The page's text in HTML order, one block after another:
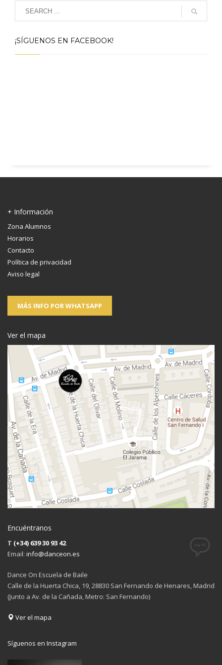
¡SÍGUENOS EN FACEBOOK!
+ Información
Zona Alumnos
Horarios
Contacto
Política de privacidad
Aviso legal
MÁS INFO POR WHATSAPP
Ver el mapa
Encuéntranos
T (+34) 639 30 93 42
Email: info@danceon.es
Dance On Escuela de Baile
Calle de la Huerta Chica, 19, 28830 San Fernando de Henares, Madrid
(Junto a Av. de la Cañada, Metro: San Fernando)
Ver el mapa
Síguenos en Instagram